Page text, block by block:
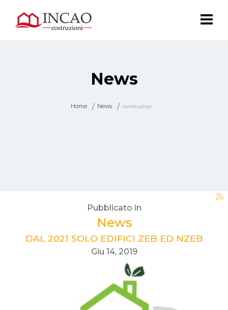
News
Home News construction
Pubblicato in
News
DAL 2021 SOLO EDIFICI ZEB ED NZEB
Giu 14, 2019